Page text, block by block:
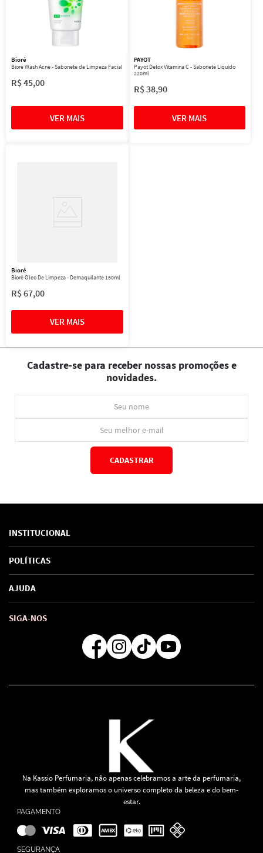
Bioré
Bioré Wash Acne - Sabonete de Limpeza Facial
R$45,00
PAYOT
Payot Detox Vitamina C - Sabonete Liquido
220ml
R$38,90
Bioré
Bioré Óleo De Limpeza - Demaquilante 150ml
R$67,00
Cadastre-se para receber nossas promoções e
novidades.
CADASTRAR
INSTITUCIONAL
Sobre Nós
Marcas
SAC de marcas
Como comprar
POLÍTICAS
Política de Privacidade
Troca e Devoluções
Formas de Pagamento
Regra de Frete Grátis
AJUDA
SIGA-NOS
Na Kassio Perfumaria, não apenas celebramos a arte da perfumaria,
mas também exploramos o universo completo da beleza e do bem-
estar.
PAGAMENTO
SEGURANÇA